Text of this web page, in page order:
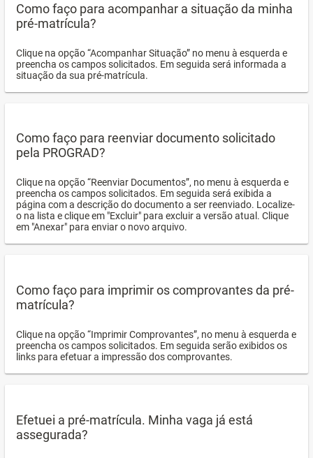
Como faço para acompanhar a situação da minha
pré-matrícula?
Clique na opção “Acompanhar Situação” no menu à esquerda e
preencha os campos solicitados. Em seguida será informada a
situação da sua pré-matrícula.
Como faço para reenviar documento solicitado
pela PROGRAD?
Clique na opção “Reenviar Documentos”, no menu à esquerda e
preencha os campos solicitados. Em seguida será exibida a
página com a descrição do documento a ser reenviado. Localize-
o na lista e clique em "Excluir" para excluir a versão atual. Clique
em "Anexar" para enviar o novo arquivo.
Como faço para imprimir os comprovantes da pré-
matrícula?
Clique na opção “Imprimir Comprovantes”, no menu à esquerda e
preencha os campos solicitados. Em seguida serão exibidos os
links para efetuar a impressão dos comprovantes.
Efetuei a pré-matrícula. Minha vaga já está
assegurada?